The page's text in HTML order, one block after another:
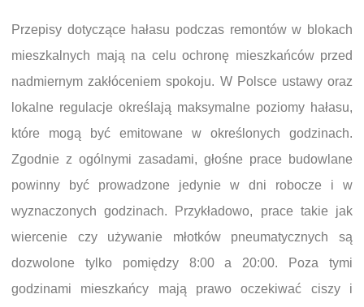
Przepisy dotyczące hałasu podczas remontów w blokach
mieszkalnych mają na celu ochronę mieszkańców przed
nadmiernym zakłóceniem spokoju. W Polsce ustawy oraz
lokalne regulacje określają maksymalne poziomy hałasu,
które mogą być emitowane w określonych godzinach.
Zgodnie z ogólnymi zasadami, głośne prace budowlane
powinny być prowadzone jedynie w dni robocze i w
wyznaczonych godzinach. Przykładowo, prace takie jak
wiercenie czy używanie młotków pneumatycznych są
dozwolone tylko pomiędzy 8:00 a 20:00. Poza tymi
godzinami mieszkańcy mają prawo oczekiwać ciszy i